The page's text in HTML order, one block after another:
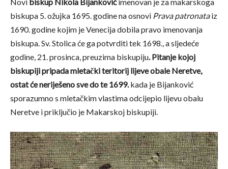
biskupa 5. ožujka 1695. godine na osnovi Prava patronataiz
1690. godine kojim je Venecija dobila pravo imenovanja
biskupa. Sv. Stolica će ga potvrditi tek 1698., a sljedeće
godine, 21. prosinca, preuzima biskupiju. Pitanje kojoj
biskupiji pripada mletački teritorij lijeve obale Neretve,
ostat će neriješeno sve do te 1699.kada je Bijanković
sporazumno s mletačkim vlastima odcijepio lijevu obalu
Neretve i priključio je Makarskoj biskupiji.